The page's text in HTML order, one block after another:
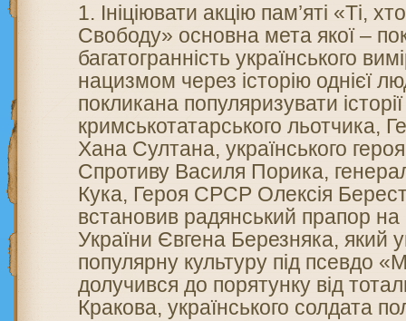
Ініціювати акцію пам’яті «Ті,
Свободу» основна мета якої –
багатогранність українського
нацизмом через історію однієї
покликана популяризувати
кримськотатарського льотчика,
Хана Султана, українського
Спротиву Василя Порика,
Кука, Героя СРСР Олексія
встановив радянський прапор на
України Євгена Березняка, який
популярну культуру під псевдо
долучився до порятунку від
Кракова, українського солдата